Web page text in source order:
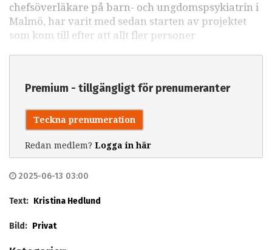
chefsöverläkare på barn- och ungdomspsykiatrin i
Malmö, har varit med sedan starten av projektet
som kom till efter att allt fler personer
Premium - tillgängligt för prenumeranter
Teckna prenumeration
Redan medlem? Logga in här
2025-06-13 03:00
Text: Kristina Hedlund
Bild: Privat